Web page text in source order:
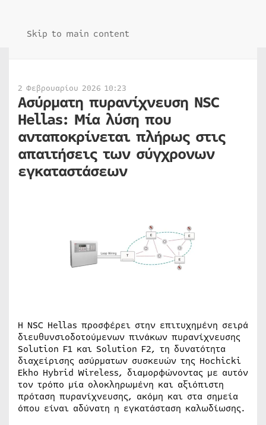
Skip to main content
2 Φεβρουαρίου 2026 10:23
Ασύρματη πυρανίχνευση NSC
Hellas: Μία λύση που
ανταποκρίνεται πλήρως στις
απαιτήσεις των σύγχρονων
εγκαταστάσεων
Η NSC Hellas προσφέρει στην επιτυχημένη σειρά
διευθυνσιοδοτούμενων πινάκων πυρανίχνευσης
Solution F1 και Solution F2, τη δυνατότητα
διαχείρισης ασύρματων συσκευών της Hochicki
Ekho Hybrid Wireless, διαμορφώνοντας με αυτόν
τον τρόπο μία ολοκληρωμένη και αξιόπιστη
πρόταση πυρανίχνευσης, ακόμη και στα σημεία
όπου είναι αδύνατη η εγκατάσταση καλωδίωσης.